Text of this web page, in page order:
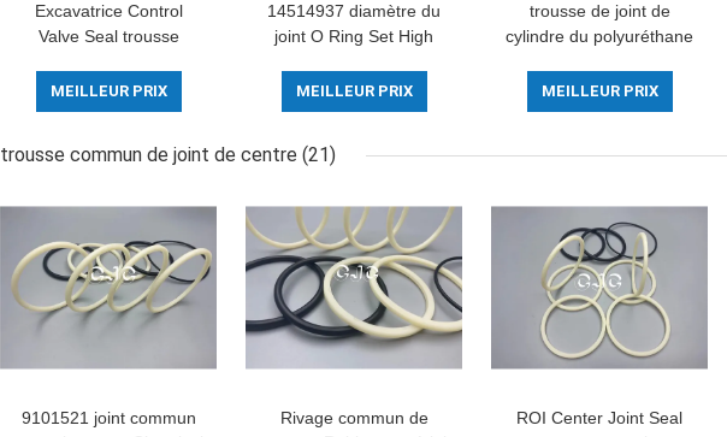
Excavatrice Control
Valve Seal trousse
Replacement de CAT-
E320B
MEILLEUR PRIX
14514937 diamètre du
joint O Ring Set High
PTFE
MEILLEUR PRIX
trousse de joint de
cylindre du polyuréthane
caoutchouc 336D
PC400-5 de 107-7010 O
MEILLEUR PRIX
trousse commun de joint de centre (21)
9101521 joint commun
Rivage commun de
ROI Center Joint Seal